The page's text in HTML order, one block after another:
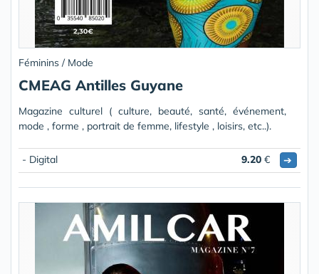
Féminins / Mode
CMEAG Antilles Guyane
Magazine culturel ( culture, beauté, santé, événement,
mode , forme , portrait de femme, lifestyle , loisirs, etc..).
- Digital 9.20 € ➔